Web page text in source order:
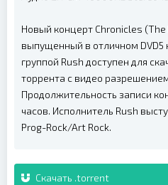
Новый концерт Chronicles
выпущенный в отличном DVD5
группой Rush доступен для
торрента с видео
Продолжительность записи
часов. Исполнитель Rush
Prog-Rock/Art Rock.
Скачать .torrent